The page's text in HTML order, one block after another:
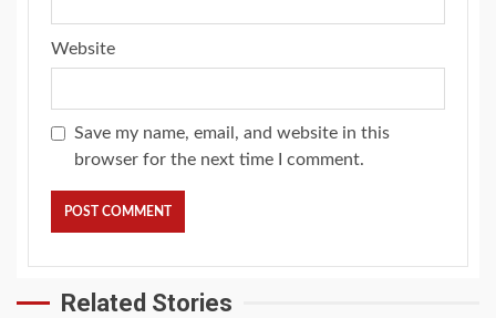
Website
Save my name, email, and website in this
browser for the next time I comment.
Related Stories